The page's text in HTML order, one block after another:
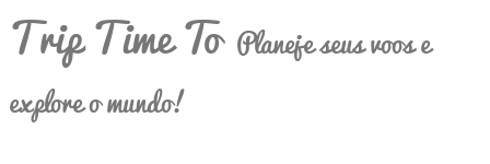
Trip Time To Planeje seus voos e
explore o mundo!